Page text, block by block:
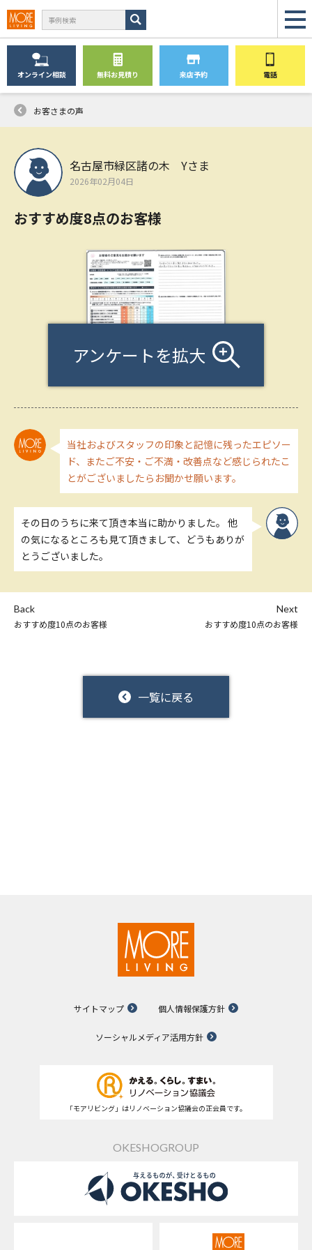
オンライン相談 無料お見積り 来店予約 電話
お客さまの声
名古屋市緑区諸の木 Yさま
2026年02月04日
おすすめ度8点のお客様
アンケートを拡大
当社およびスタッフの印象と記憶に残ったエピソー
ド、またご不安・ご不満・改善点など感じられたこ
とがございましたらお聞かせ願います。
その日のうちに来て頂き本当に助かりました。 他
の気になるところも見て頂きまして、どうもありが
とうございました。
Back
おすすめ度10点のお客様
一覧に戻る
Next
おすすめ度10点のお客様
サイトマップ 個人情報保護方針
ソーシャルメディア活用方針
「モアリビング」はリノベーション協議会の正会員です。
OKESHOGROUP